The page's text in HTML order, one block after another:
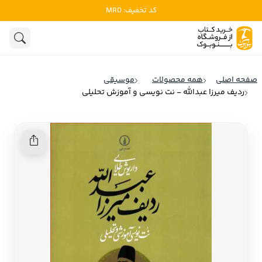
کد تخفیف: MRD
ادبیات
روانشناسی
تاریخ و سیاست
ادبیات آمریکا
ادبیات فرانسه
ادبیات ایتالیا
ادبیات روسیه
ادبیات آمریکای لاتین
ادبیات آلمان
ادبیات ترکیه
ادبیات آسیا
صفحه اصلی همه محصولات
موسیقی
ردیف میرزا عبدالله - نت نویسی و آموزش تحلیلی